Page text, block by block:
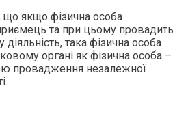
що якщо фізична особа
та при цьому провадить
така фізична особа
органі як фізична особа –
провадження незалежної